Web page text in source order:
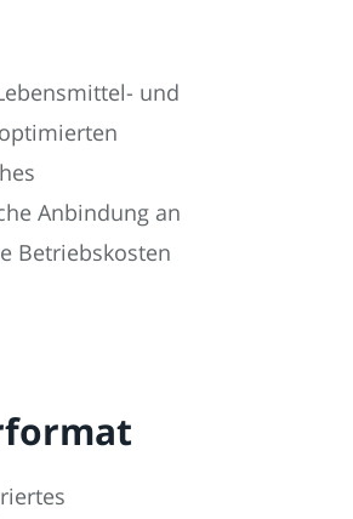
und
Anbindung an
Betriebskosten